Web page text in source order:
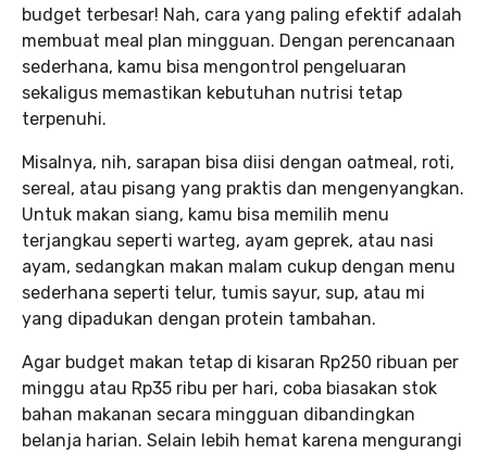
budget terbesar! Nah, cara yang paling efektif adalah
membuat meal plan mingguan. Dengan perencanaan
sederhana, kamu bisa mengontrol pengeluaran
sekaligus memastikan kebutuhan nutrisi tetap
terpenuhi.
Misalnya, nih, sarapan bisa diisi dengan oatmeal, roti,
sereal, atau pisang yang praktis dan mengenyangkan.
Untuk makan siang, kamu bisa memilih menu
terjangkau seperti warteg, ayam geprek, atau nasi
ayam, sedangkan makan malam cukup dengan menu
sederhana seperti telur, tumis sayur, sup, atau mi
yang dipadukan dengan protein tambahan.
Agar budget makan tetap di kisaran Rp250 ribuan per
minggu atau Rp35 ribu per hari, coba biasakan stok
bahan makanan secara mingguan dibandingkan
belanja harian. Selain lebih hemat karena mengurangi